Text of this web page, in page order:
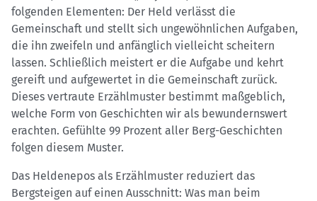
folgenden Elementen: Der Held verlässt die
Gemeinschaft und stellt sich ungewöhnlichen Aufgaben,
die ihn zweifeln und anfänglich vielleicht scheitern
lassen. Schließlich meistert er die Aufgabe und kehrt
gereift und aufgewertet in die Gemeinschaft zurück.
Dieses vertraute Erzählmuster bestimmt maßgeblich,
welche Form von Geschichten wir als bewundernswert
erachten. Gefühlte 99 Prozent aller Berg-Geschichten
folgen diesem Muster.
Das Heldenepos als Erzählmuster reduziert das
Bergsteigen auf einen Ausschnitt: Was man beim